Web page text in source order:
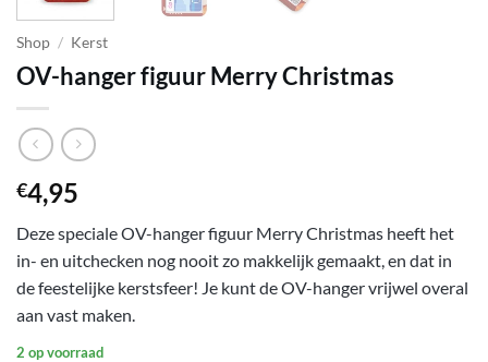
Shop / Kerst
OV-hanger figuur Merry Christmas
€4,95
Deze speciale OV-hanger figuur Merry Christmas heeft het
in- en uitchecken nog nooit zo makkelijk gemaakt, en dat in
de feestelijke kerstsfeer! Je kunt de OV-hanger vrijwel overal
aan vast maken.
2 op voorraad